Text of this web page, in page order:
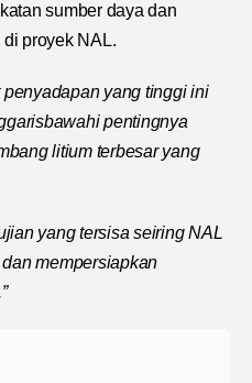
sumber daya dan
proyek NAL.
penyadapan yang tinggi ini
pentingnya
litium terbesar yang
yang tersisa seiring NAL
mempersiapkan